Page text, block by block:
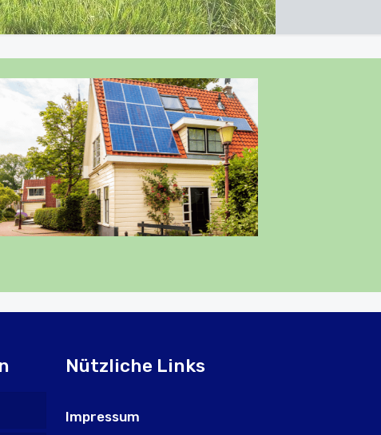
Nützliche Links
Impressum